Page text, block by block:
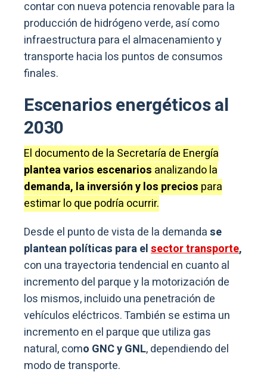
contar con nueva potencia renovable para la
producción de hidrógeno verde, así como
infraestructura para el almacenamiento y
transporte hacia los puntos de consumos
finales.
Escenarios energéticos al
2030
El documento de la Secretaría de Energía
plantea varios escenarios analizando la
demanda, la inversión y los precios para
estimar lo que podría ocurrir.
Desde el punto de vista de la demandase
plantean políticas para elsector transporte,
con una trayectoria tendencial en cuanto al
incremento del parque y la motorización de
los mismos, incluido una penetración de
vehículos eléctricos. También se estima un
incremento en el parque que utiliza gas
natural, como GNC y GNL, dependiendo del
modo de transporte.